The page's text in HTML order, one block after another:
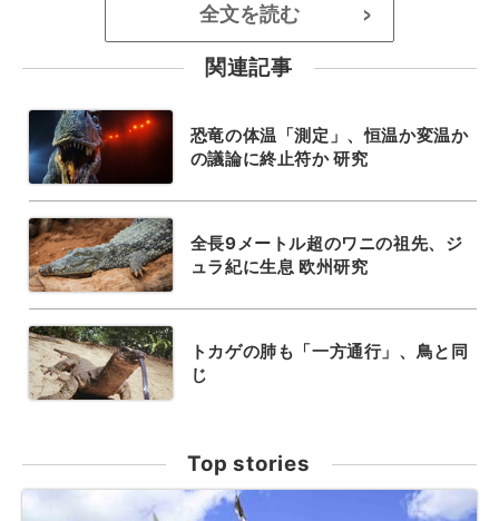
全文を読む >
関連記事
恐竜の体温「測定」、恒温か変温か
の議論に終止符か 研究
全長9メートル超のワニの祖先、ジ
ュラ紀に生息 欧州研究
トカゲの肺も「一方通行」、鳥と同
じ
Top stories